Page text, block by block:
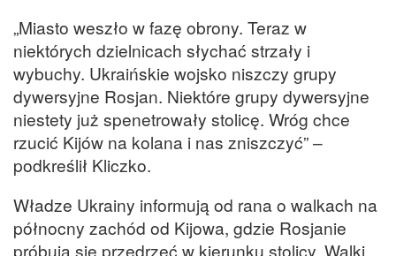
„Miasto weszło w fazę obrony. Teraz w
niektórych dzielnicach słychać strzały i
wybuchy. Ukraińskie wojsko niszczy grupy
dywersyjne Rosjan. Niektóre grupy dywersyjne
niestety już spenetrowały stolicę. Wróg chce
rzucić Kijów na kolana i nas zniszczyć” –
podkreślił Kliczko.
Władze Ukrainy informują od rana o walkach na
północny zachód od Kijowa, gdzie Rosjanie
próbują się przedrzeć w kierunku stolicy. Walki